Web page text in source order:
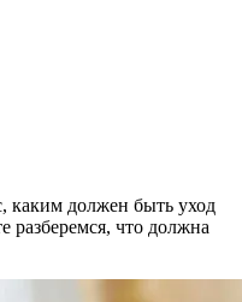
каким должен быть уход
разберемся, что должна